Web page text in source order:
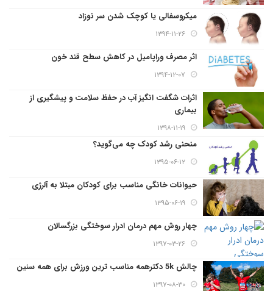
میکروسفالی یا کوچک شدن سر نوزاد
۱۳۹۴-۱۱-۲۶
اثر مصرف وراپامیل در کاهش سطح قند خون
۱۳۹۴-۱۲-۰۷
اثرات شگفت انگیز آب در حفظ سلامت و پیشگیری از
بیماری
۱۳۹۸-۱۱-۱۹
منحنی رشد کودک چه می‌گوید؟
۱۳۹۵-۰۶-۱۲
حیوانات خانگی مناسب برای کودکان مبتلا به آلرژی
۱۳۹۵-۰۶-۱۹
چهار روش مهم درمان ادرار سوختگی بزرگسالان
۱۳۹۷-۰۳-۲۶
چالش 5k دکترهمه مناسب ترین ورزش برای همه سنین
۱۳۹۷-۰۸-۳۰